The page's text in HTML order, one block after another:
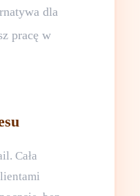
dla
pracę w
Cała